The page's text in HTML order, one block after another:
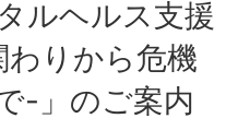
ルヘルス支援
りから危機
-」のご案内